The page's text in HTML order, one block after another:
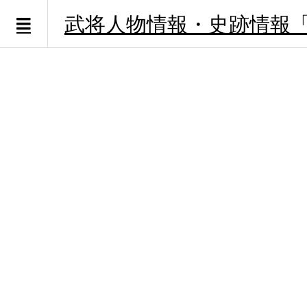
武将人物情報・史跡情報